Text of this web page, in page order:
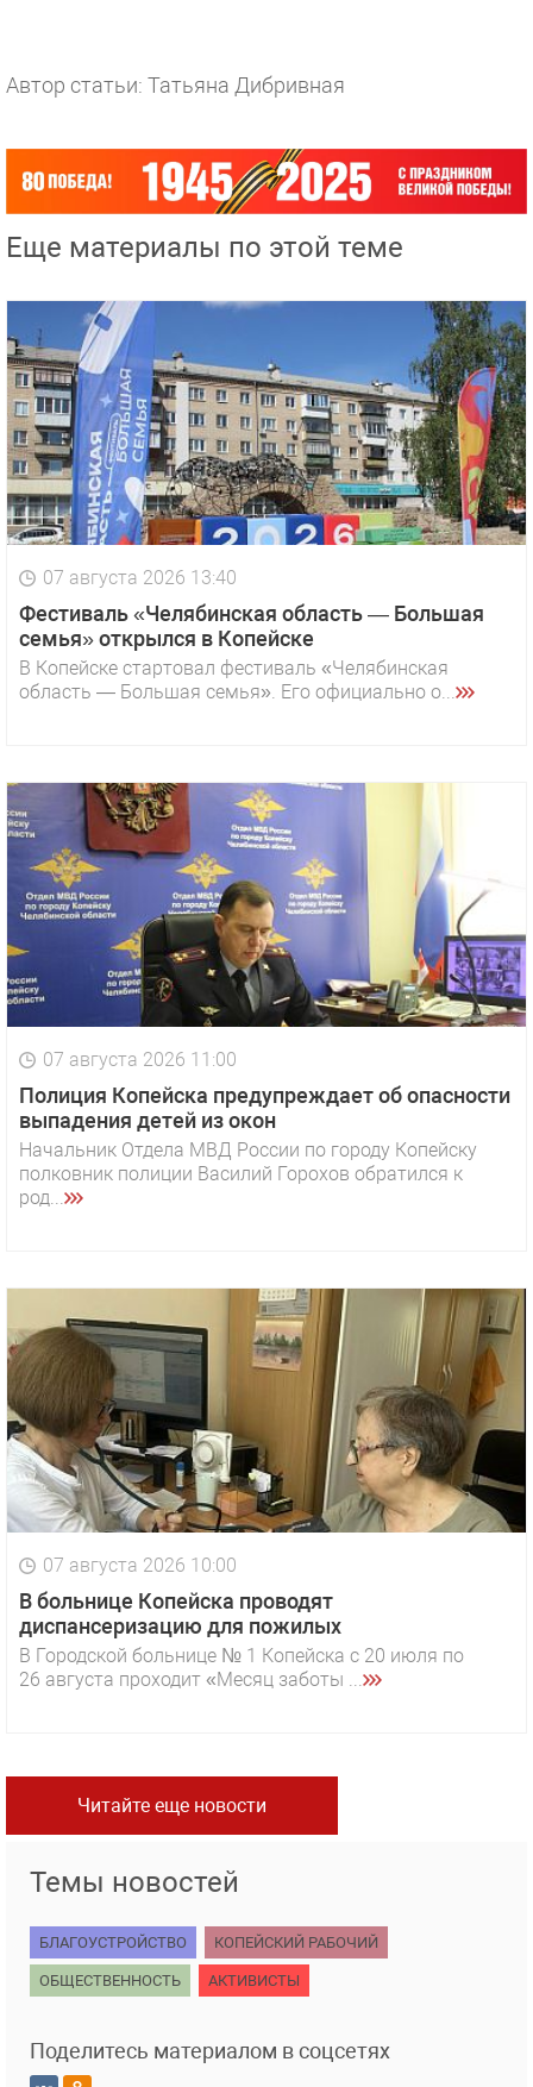
Автор статьи: Татьяна Дибривная
Еще материалы по этой теме
07 августа 2026 13:40
Фестиваль «Челябинская область — Большая
семья» открылся в Копейске
В Копейске стартовал фестиваль «Челябинская
область — Большая семья». Его официально о...
07 августа 2026 11:00
Полиция Копейска предупреждает об опасности
выпадения детей из окон
Начальник Отдела МВД России по городу Копейску
полковник полиции Василий Горохов обратился к
род...
07 августа 2026 10:00
В больнице Копейска проводят
диспансеризацию для пожилых
В Городской больнице № 1 Копейска с 20 июля по
26 августа проходит «Месяц заботы ...
Читайте еще новости
Темы новостей
БЛАГОУСТРОЙСТВО КОПЕЙСКИЙ РАБОЧИЙ
ОБЩЕСТВЕННОСТЬ АКТИВИСТЫ
Поделитесь материалом в соцсетях